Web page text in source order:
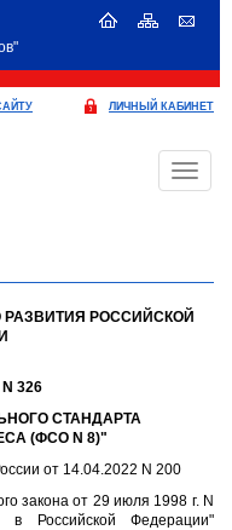
ЛИЧНЫЙ КАБИНЕТ
Меню
РОССИЙСКОЙ
326
СТАНДАРТА
(ФСО N 8)"
от 14.04.2022 N 200
закона от 29 июля 1998 г. N
в Российской Федерации"